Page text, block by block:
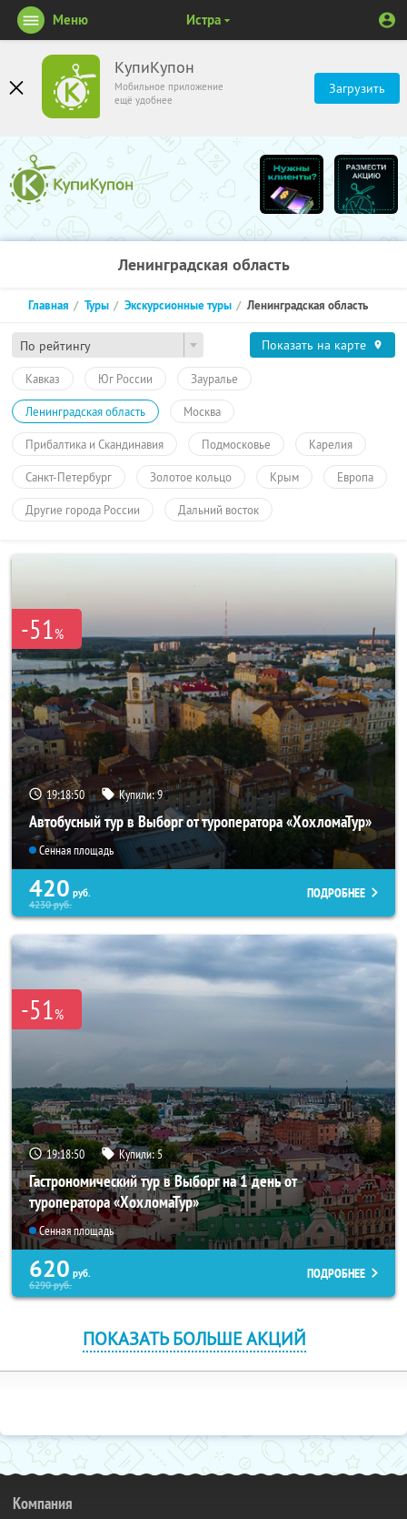
КупиКупон
Мобильное приложение
ещё удобнее
Загрузить
Меню Истра
Ленинградская область
По рейтингу
Главная Туры Экскурсионные туры Ленинградская область
Показать на карте
Кавказ Юг России Зауралье
Ленинградская область Москва
Прибалтика и Скандинавия Подмосковье Карелия
Санкт-Петербург Золотое кольцо Крым Европа
Другие города России Дальний восток
-51%
19:18:49 Купили:9
Автобусный тур в Выборг от туроператора «ХохломаТур»
Сенная площадь
420 руб.
4230руб.
ПОДРОБНЕЕ
-51%
19:18:49 Купили:5
Гастрономический тур в Выборг на 1 день от
туроператора «ХохломаТур»
Сенная площадь
620 руб.
6290руб.
ПОДРОБНЕЕ
ПОКАЗАТЬ БОЛЬШЕ АКЦИЙ
Компания